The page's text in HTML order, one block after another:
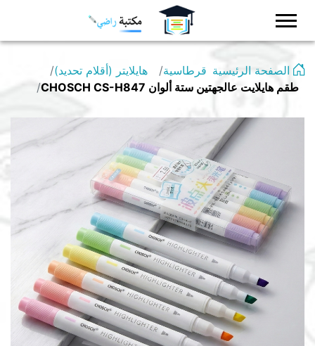
الصفحة الرئيسية قرطاسية
هايلايتر (أقلام تحديد)
طقم هايلايت عالجهتين ستة ألوان CHOSCH CS-H847